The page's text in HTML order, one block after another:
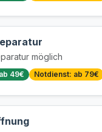
möglich
49€ Notdienst: ab 79€